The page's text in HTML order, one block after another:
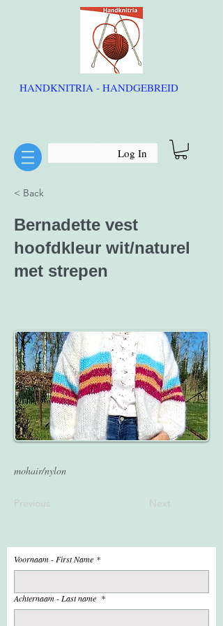
HANDKNITRIA - HANDGEBREID
Log In
< Back
Bernadette vest
hoofdkleur wit/naturel
met strepen
mohair/nylon
Previous Next
Voornaam - First Name *
Achternaam - Last name *